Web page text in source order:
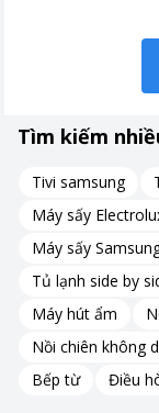
Tìm kiếm
Tivi samsung
Máy sấy
Máy sấy
Tủ lạnh side by
Máy hút ẩm
Nồi chiên không
Bếp từ
Điều